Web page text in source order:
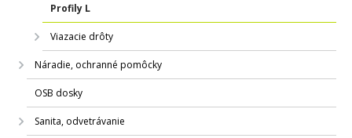
Profily L
Viazacie drôty
Náradie, ochranné pomôcky
OSB dosky
Sanita, odvetrávanie